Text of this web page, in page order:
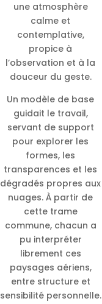
une atmosphère
calme et
contemplative,
propice à
l’observation et à la
douceur du geste.
Un modèle de base
guidait le travail,
servant de support
pour explorer les
formes, les
transparences et les
dégradés propres aux
nuages. À partir de
cette trame
commune, chacun a
pu interpréter
librement ces
paysages aériens,
entre structure et
sensibilité personnelle.